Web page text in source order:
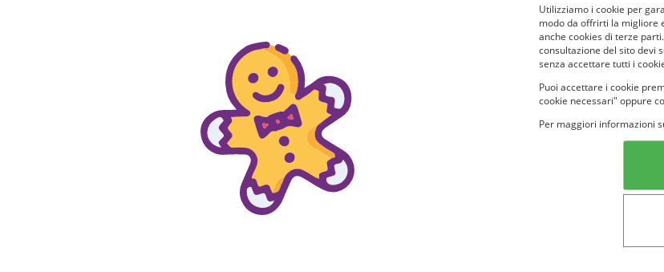
Utilizziamo i cookie per
modo da offrirti la migliore
anche cookies di terze
consultazione del sito devi
senza accettare tutti i
Puoi accettare i cookie
cookie necessari" oppure
Per maggiori informazioni